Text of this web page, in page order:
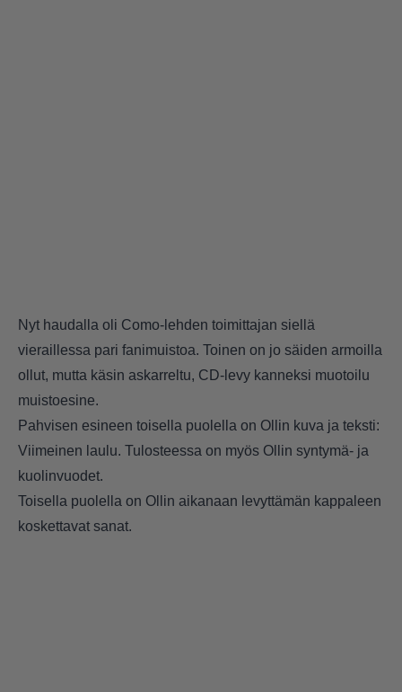
Nyt haudalla oli Como-lehden toimittajan siellä
vieraillessa pari fanimuistoa. Toinen on jo säiden armoilla
ollut, mutta käsin askarreltu, CD-levy kanneksi muotoilu
muistoesine.
Pahvisen esineen toisella puolella on Ollin kuva ja teksti:
Viimeinen laulu. Tulosteessa on myös Ollin syntymä- ja
kuolinvuodet.
Toisella puolella on Ollin aikanaan levyttämän kappaleen
koskettavat sanat.